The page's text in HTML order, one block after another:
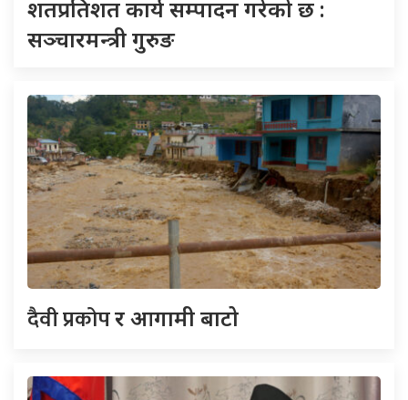
शतप्रतिशत कार्य सम्पादन गरेको छ :
सञ्चारमन्त्री गुरुङ
दैवी प्रकोपर आगामी बाटो